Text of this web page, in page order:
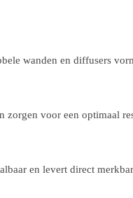
wanden en diffusers
zorgen voor een optimaal
en levert direct